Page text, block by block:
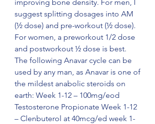
improving bone density. For men, I
suggest splitting dosages into AM
(½ dose) and pre-workout (½ dose).
For women, a preworkout 1/2 dose
and postworkout ½ dose is best.
The following Anavar cycle can be
used by any man, as Anavar is one of
the mildest anabolic steroids on
earth: Week 1-12 – 100mg/eod
Testosterone Propionate Week 1-12
– Clenbuterol at 40mcg/ed week 1-